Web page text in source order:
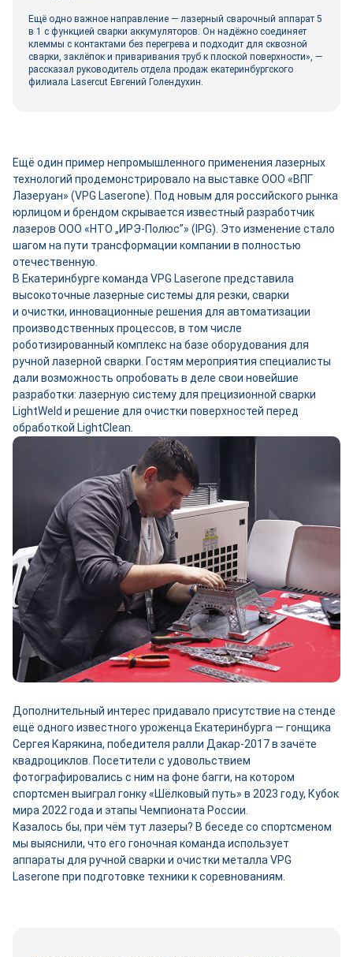
Ещё одно важное направление — лазерный сварочный аппарат 5
в 1 с функцией сварки аккумуляторов. Он надёжно соединяет
клеммы с контактами без перегрева и подходит для сквозной
сварки, заклёпок и приваривания труб к плоской поверхности», —
рассказал руководитель отдела продаж екатеринбургского
филиала Lasercut Евгений Голендухин.
Ещё один пример непромышленного применения лазерных
технологий продемонстрировало на выставке ООО «ВПГ
Лазеруан» (VPG Laserone). Под новым для российского рынка
юрлицом и брендом скрывается известный разработчик
лазеров ООО «НТО „ИРЭ-Полюс”» (IPG). Это изменение стало
шагом на пути трансформации компании в полностью
отечественную.
В Екатеринбурге команда VPG Laserone представила
высокоточные лазерные системы для резки, сварки
и очистки, инновационные решения для автоматизации
производственных процессов, в том числе
роботизированный комплекс на базе оборудования для
ручной лазерной сварки. Гостям мероприятия специалисты
дали возможность опробовать в деле свои новейшие
разработки: лазерную систему для прецизионной сварки
LightWeld и решение для очистки поверхностей перед
обработкой LightClean.
Дополнительный интерес придавало присутствие на стенде
ещё одного известного уроженца Екатеринбурга — гонщика
Сергея Карякина, победителя ралли Дакар‑2017 в зачёте
квадроциклов. Посетители с удовольствием
фотографировались с ним на фоне багги, на котором
спортсмен выиграл гонку «Шёлковый путь» в 2023 году, Кубок
мира 2022 года и этапы Чемпионата России.
Казалось бы, при чём тут лазеры? В беседе со спортсменом
мы выяснили, что его гоночная команда использует
аппараты для ручной сварки и очистки металла VPG
Laserone при подготовке техники к соревнованиям.